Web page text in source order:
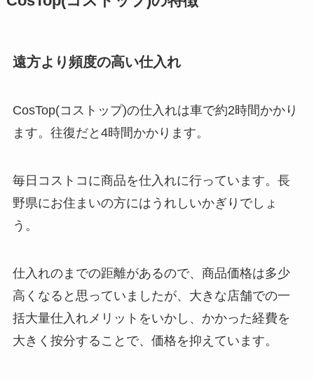
遠方より頻度の高い仕入れ
CosTop(コストップ)の仕入れは車で約2時間かかり
ます。往復だと4時間かかります。
毎日コストコに商品を仕入れに行っています。長
野県にお住まいの方にはうれしいかぎりでしょ
う。
仕入れのまでの距離があるので、商品価格は多少
高くなると思っていましたが、大きな店舗での一
括大量仕入れメリットをいかし、かかった経費を
大きく按分することで、価格を抑えています。